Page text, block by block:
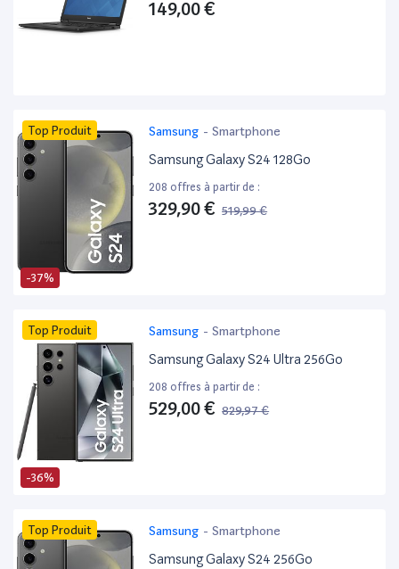
149,00 €
-37%
Top Produit Samsung - Smartphone
Samsung Galaxy S24 128Go
208 offres à partir de :
329,90 € 519,99 €
-36%
Top Produit Samsung - Smartphone
Samsung Galaxy S24 Ultra 256Go
208 offres à partir de :
529,00 € 829,97 €
Top Produit Samsung - Smartphone
Samsung Galaxy S24 256Go